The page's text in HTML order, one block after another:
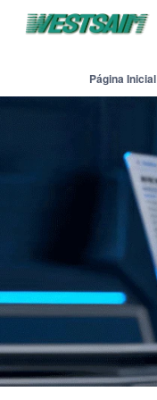
Página Inicial